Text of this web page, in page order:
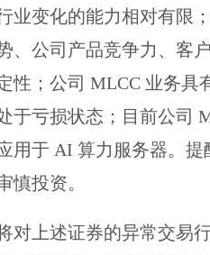
业变化的能力相对有限
、公司产品竞争力、客
性；公司 MLCC 业务具
于亏损状态；目前公司
用于 AI 算力服务器。
慎投资。
对上述证券的异常交易